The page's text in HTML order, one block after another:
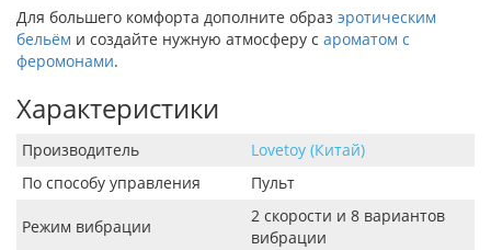
Для большего комфорта дополните образ эротическим
бельём и создайте нужную атмосферу с ароматом с
феромонами.
Характеристики
Производитель
Lovetoy (Китай)
По способу управления
Пульт
Режим вибрации
2 скорости и 8 вариантов
вибрации